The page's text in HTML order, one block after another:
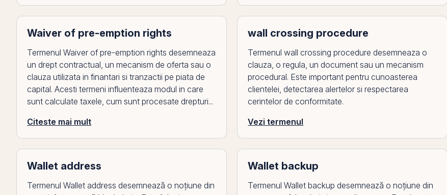
Waiver of pre-emption rights
Termenul Waiver of pre-emption rights desemneaza
un drept contractual, un mecanism de oferta sau o
clauza utilizata in finantari si tranzactii pe piata de
capital. Acesti termeni influenteaza modul in care
sunt calculate taxele, cum sunt procesate drepturi...
Citeste mai mult
wall crossing procedure
Termenul wall crossing procedure desemneaza o
clauza, o regula, un document sau un mecanism
procedural. Este important pentru cunoasterea
clientelei, detectarea alertelor si respectarea
cerintelor de conformitate.
Vezi termenul
Wallet address
Termenul Wallet address desemnează o noțiune din
Wallet backup
Termenul Wallet backup desemnează o noțiune din